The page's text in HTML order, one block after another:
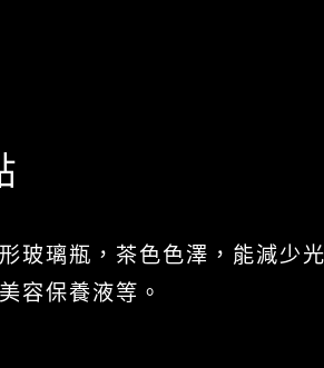
玻璃瓶，茶色色澤，能減少
容保養液等。